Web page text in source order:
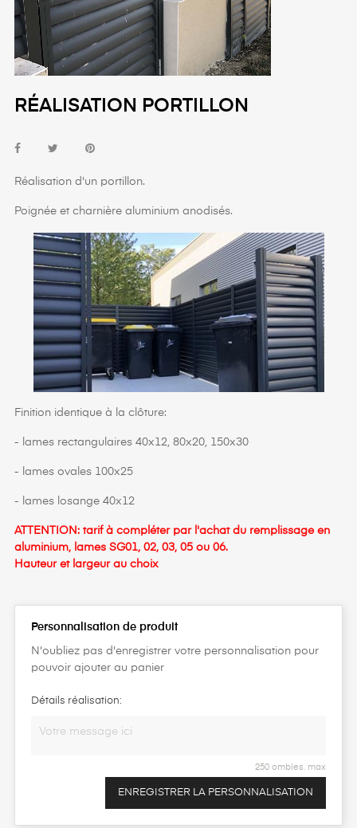
RÉALISATION PORTILLON
Réalisation d'un portillon.
Poignée et charnière aluminium anodisés.
Finition identique à la clôture:
- lames rectangulaires 40x12, 80x20, 150x30
- lames ovales 100x25
- lames losange 40x12
ATTENTION: tarif à compléter par l'achat du remplissage en
aluminium, lames SG01, 02, 03, 05 ou 06.
Hauteur et largeur au choix
Personnalisation de produit
N'oubliez pas d'enregistrer votre personnalisation pour
pouvoir ajouter au panier
Détails réalisation:
250 ombles. max
ENREGISTRER LA PERSONNALISATION